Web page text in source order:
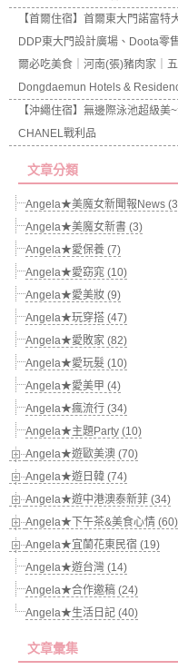
【首爾住宿】首爾東大門諾富
DDP東大門設計廣場、Doota零
爾必吃美食｜河南(張)豬肉家｜
Dongdaemun Hotels &
【沖繩住宿】無邊際泳池超級
CHANEL戰利品
文章分類
Angela★美魔女新聞報News
Angela★美魔女新書 (3)
Angela★愛保養 (7)
Angela★愛窈窕 (10)
Angela★愛美妝 (9)
Angela★玩穿搭 (47)
Angela★愛敗家 (82)
Angela★愛玩髮 (10)
Angela★愛美甲 (4)
Angela★瘋流行 (34)
Angela★主題Party (10)
Angela★遊歐美澳 (70)
Angela★遊日韓 (74)
Angela★遊中港澳泰新菲 (34)
Angela★下午茶&美食心情 (60)
Angela★宜蘭花東民宿 (19)
Angela★遊台灣 (14)
Angela★合作邀稿 (24)
Angela★生活日記 (40)
文章彙集